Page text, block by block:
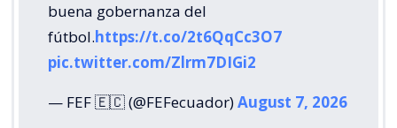
buena gobernanza del
fútbol.https://t.co/2t6QqCc3O7
pic.twitter.com/Zlrm7DIGi2
— FEF 🇪🇨 (@FEFecuador)August 7, 2026